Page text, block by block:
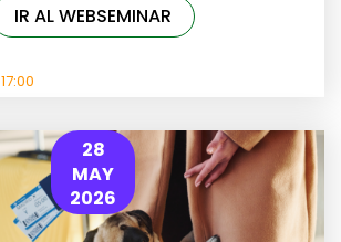
17:00
IR AL WEBSEMINAR
28
MAY
2026